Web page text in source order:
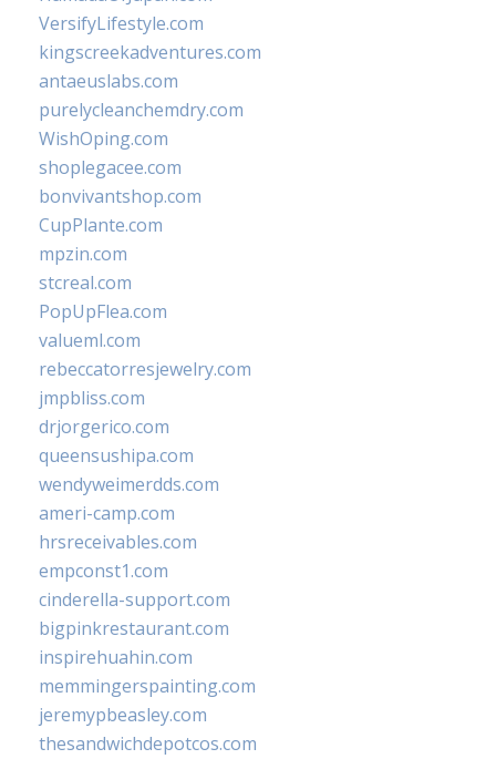
VersifyLifestyle.com
kingscreekadventures.com
antaeuslabs.com
purelycleanchemdry.com
WishOping.com
shoplegacee.com
bonvivantshop.com
CupPlante.com
mpzin.com
stcreal.com
PopUpFlea.com
valueml.com
rebeccatorresjewelry.com
jmpbliss.com
drjorgerico.com
queensushipa.com
wendyweimerdds.com
ameri-camp.com
hrsreceivables.com
empconst1.com
cinderella-support.com
bigpinkrestaurant.com
inspirehuahin.com
memmingerspainting.com
jeremypbeasley.com
thesandwichdepotcos.com